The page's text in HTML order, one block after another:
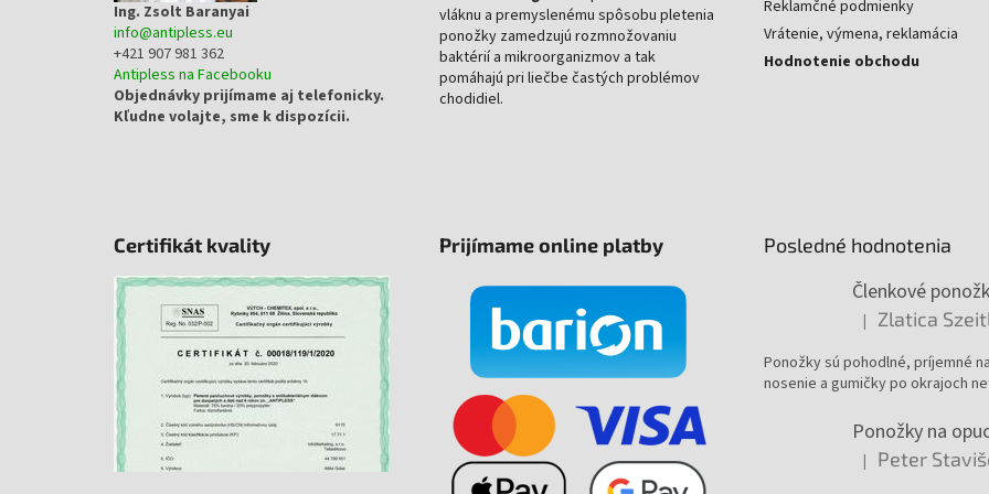
Ing. Zsolt Baranyai
info@antipless.eu
+421 907 981 362
Antipless na Facebooku
Objednávky prijímame aj telefonicky.
Kľudne volajte, sme k dispozícii.
vláknu a premyslenému spôsobu pletenia
ponožky zamedzujú rozmnožovaniu
baktérií a mikroorganizmov a tak
pomáhajú pri liečbe častých problémov
chodidiel.
Reklamčné podmienky
Vrátenie, výmena, reklamácia
Hodnotenie obchodu
Certifikát kvality Prijímame online platby Posledné hodnotenia
Hodnotenie
| Zlatica
Ponožky sú pohodlné, príjemné na
nosenie a gumičky po okrajoch
Hodnotenie
| Peter